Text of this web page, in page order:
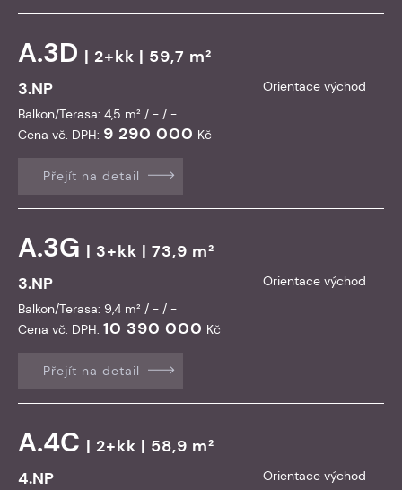
A.3D | 2+kk | 59,7 m²
3.NP
Orientace východ
Balkon/Terasa: 4,5 m² / - / -
Cena vč. DPH: 9 290 000 Kč
Přejít na detail
A.3G | 3+kk | 73,9 m²
3.NP
Orientace východ
Balkon/Terasa: 9,4 m² / - / -
Cena vč. DPH: 10 390 000 Kč
Přejít na detail
A.4C | 2+kk | 58,9 m²
4.NP
Orientace východ